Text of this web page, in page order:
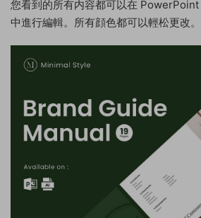
您看到的所有内容都可以在
中進行編輯。所有顔色都可以輕松更改。